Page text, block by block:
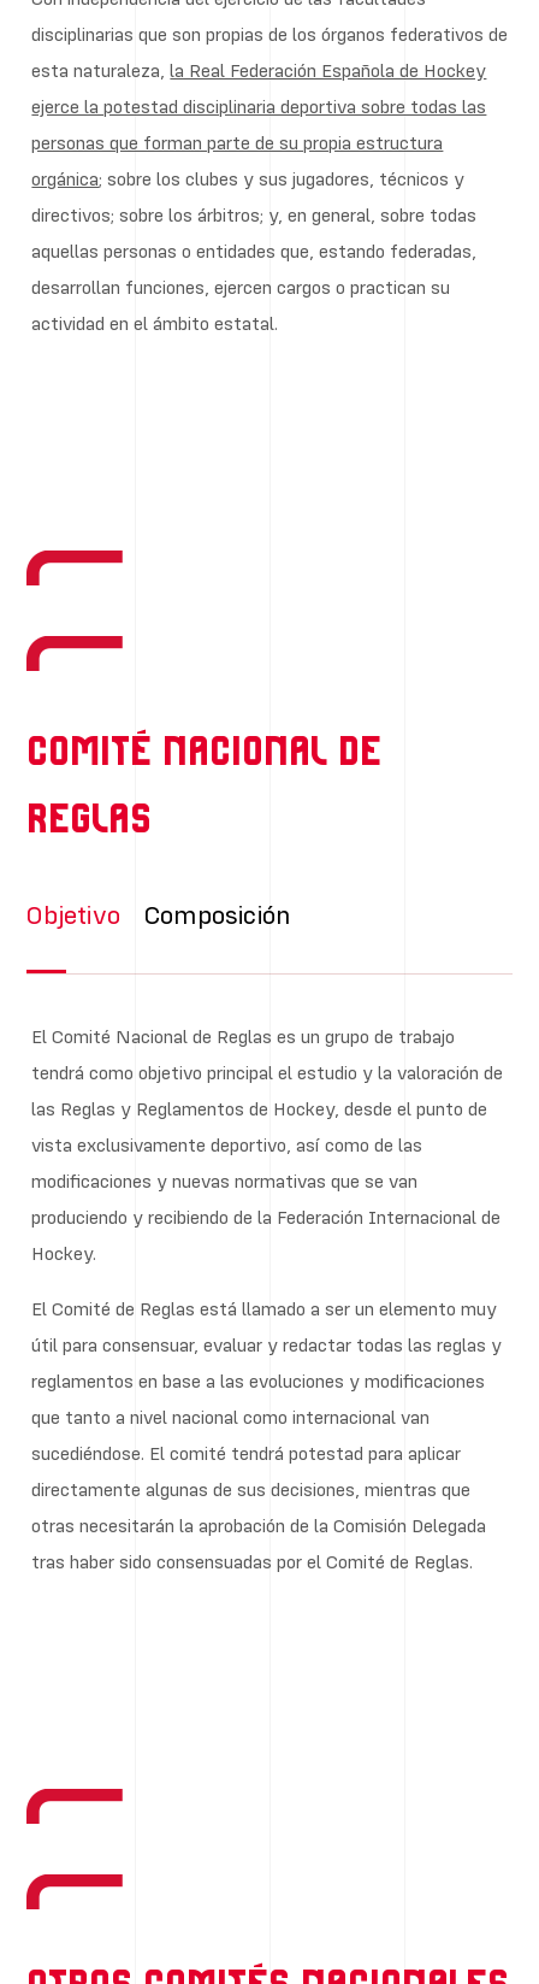
disciplinarias que son propias de los órganos federativos de
esta naturaleza,la Real Federación Española de Hockey
ejerce la potestad disciplinaria deportiva sobre todas las
personas que forman parte de su propia estructura
orgánica; sobre los clubes y sus jugadores, técnicos y
directivos; sobre los árbitros; y, en general, sobre todas
aquellas personas o entidades que, estando federadas,
desarrollan funciones, ejercen cargos o practican su
actividad en el ámbito estatal.
Comité Nacional de
Reglas
Objetivo Composición
El Comité Nacional de Reglas es un grupo de trabajo
tendrá como objetivo principal el estudio y la valoración de
las Reglas y Reglamentos de Hockey, desde el punto de
vista exclusivamente deportivo, así como de las
modificaciones y nuevas normativas que se van
produciendo y recibiendo de la Federación Internacional de
Hockey.
El Comité de Reglas está llamado a ser un elemento muy
útil para consensuar, evaluar y redactar todas las reglas y
reglamentos en base a las evoluciones y modificaciones
que tanto a nivel nacional como internacional van
sucediéndose. El comité tendrá potestad para aplicar
directamente algunas de sus decisiones, mientras que
otras necesitarán la aprobación de la Comisión Delegada
tras haber sido consensuadas por el Comité de Reglas.